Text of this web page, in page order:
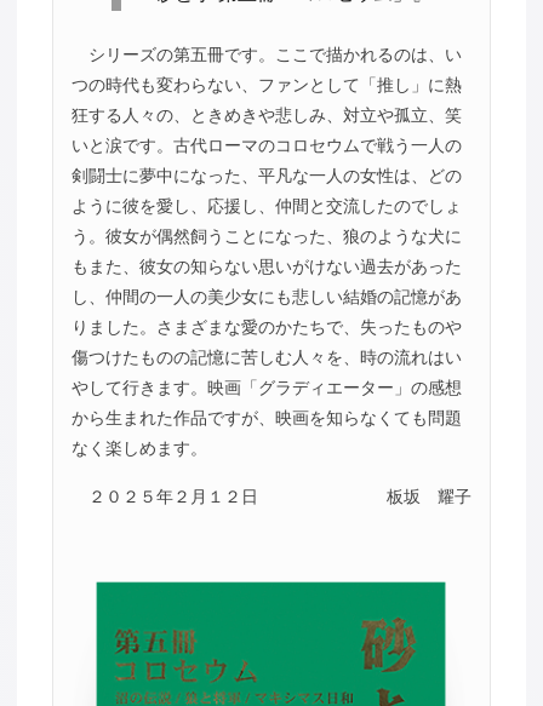
シリーズの第五冊です。ここで描かれるのは、い
つの時代も変わらない、ファンとして「推し」に熱
狂する人々の、ときめきや悲しみ、対立や孤立、笑
いと涙です。古代ローマのコロセウムで戦う一人の
剣闘士に夢中になった、平凡な一人の女性は、どの
ように彼を愛し、応援し、仲間と交流したのでしょ
う。彼女が偶然飼うことになった、狼のような犬に
もまた、彼女の知らない思いがけない過去があった
し、仲間の一人の美少女にも悲しい結婚の記憶があ
りました。さまざまな愛のかたちで、失ったものや
傷つけたものの記憶に苦しむ人々を、時の流れはい
やして行きます。映画「グラディエーター」の感想
から生まれた作品ですが、映画を知らなくても問題
なく楽しめます。
２０２５年２月１２日 板坂 耀子